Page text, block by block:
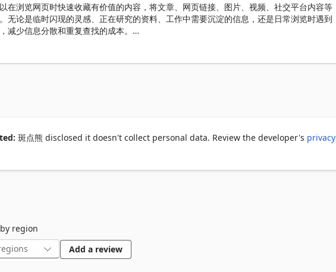
在浏览网页时快速收藏有价值的内容，将文章、网页链接、图片、视频、社交平台内容等
无论是临时闪现的灵感、正在研究的资料、工作中需要沉淀的信息，还是日常浏览时遇到
减少信息分散和重复查找的成本。
按关键词、来源、类型等方式查找所需信息，让知识检索更轻松、更高效。
斑点熊 disclosed it doesn't collect personal data. Review the developer's privacy
region
Add a review